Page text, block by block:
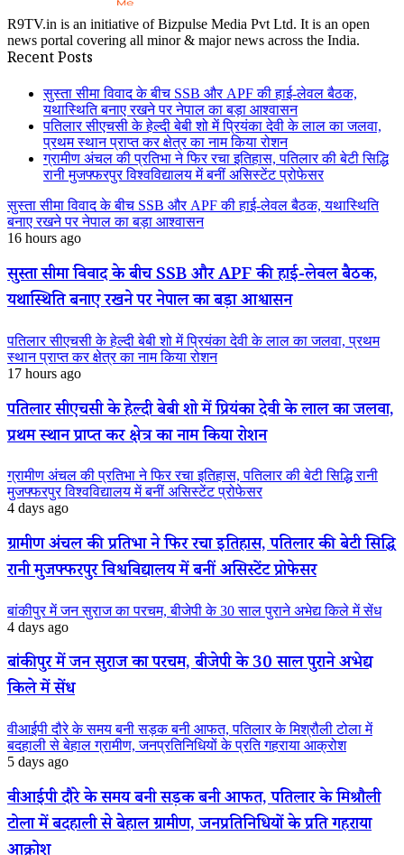
R9TV.in is an initiative of Bizpulse Media Pvt Ltd. It is an open
news portal covering all minor & major news across the India.
Recent Posts
सुस्ता सीमा विवाद के बीच SSB और APF की हाई-लेवल बैठक,
यथास्थिति बनाए रखने पर नेपाल का बड़ा आश्वासन
पतिलार सीएचसी के हेल्दी बेबी शो में प्रियंका देवी के लाल का जलवा,
प्रथम स्थान प्राप्त कर क्षेत्र का नाम किया रोशन
ग्रामीण अंचल की प्रतिभा ने फिर रचा इतिहास, पतिलार की बेटी सिद्धि
रानी मुजफ्फरपुर विश्वविद्यालय में बनीं असिस्टेंट प्रोफेसर
सुस्ता सीमा विवाद के बीच SSB और APF की हाई-लेवल बैठक, यथास्थिति
बनाए रखने पर नेपाल का बड़ा आश्वासन
16 hours ago
सुस्ता सीमा विवाद के बीच SSB और APF की हाई-लेवल बैठक,
यथास्थिति बनाए रखने पर नेपाल का बड़ा आश्वासन
पतिलार सीएचसी के हेल्दी बेबी शो में प्रियंका देवी के लाल का जलवा, प्रथम
स्थान प्राप्त कर क्षेत्र का नाम किया रोशन
17 hours ago
पतिलार सीएचसी के हेल्दी बेबी शो में प्रियंका देवी के लाल का जलवा,
प्रथम स्थान प्राप्त कर क्षेत्र का नाम किया रोशन
ग्रामीण अंचल की प्रतिभा ने फिर रचा इतिहास, पतिलार की बेटी सिद्धि रानी
मुजफ्फरपुर विश्वविद्यालय में बनीं असिस्टेंट प्रोफेसर
4 days ago
ग्रामीण अंचल की प्रतिभा ने फिर रचा इतिहास, पतिलार की बेटी सिद्धि
रानी मुजफ्फरपुर विश्वविद्यालय में बनीं असिस्टेंट प्रोफेसर
बांकीपुर में जन सुराज का परचम, बीजेपी के 30 साल पुराने अभेद्य किले में सेंध
4 days ago
बांकीपुर में जन सुराज का परचम, बीजेपी के 30 साल पुराने अभेद्य
किले में सेंध
वीआईपी दौरे के समय बनी सड़क बनी आफत, पतिलार के मिश्रौली टोला में
बदहाली से बेहाल ग्रामीण, जनप्रतिनिधियों के प्रति गहराया आक्रोश
5 days ago
वीआईपी दौरे के समय बनी सड़क बनी आफत, पतिलार के मिश्रौली
टोला में बदहाली से बेहाल ग्रामीण, जनप्रतिनिधियों के प्रति गहराया